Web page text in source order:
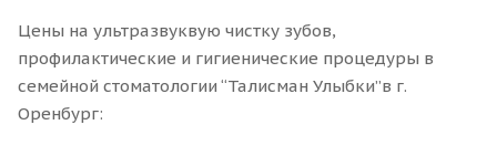
Цены на ультразвуквую чистку зубов,
профилактические и гигиенические процедуры в
семейной стоматологии “Талисман Улыбки”в г.
Оренбург: